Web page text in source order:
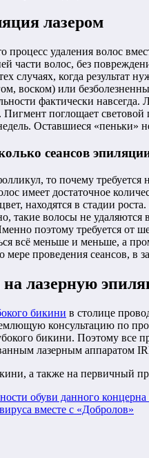
лазером
удаления волос
части волос, без
случаях, когда результат
воском) или
фактически
поглощает световой
недель. Оставшиеся
сеансов
то почему
имеет достаточное
находятся в стадии
такие волосы не
поэтому требуется от
всё меньше и меньше, а
мере проведения сеансов, в
на лазерную
бикини в столице
консультацию по
бикини. Поэтому все
лазерным аппаратом
а также на первичный
обуви данного
вместе с «Добролов»